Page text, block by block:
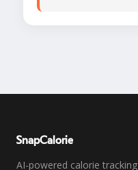
SnapCalorie
AI-powered calorie